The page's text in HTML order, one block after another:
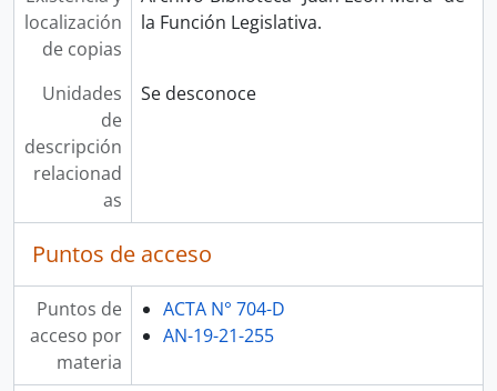
localización
de copias
la Función Legislativa.
Unidades
de
descripción
relacionad
as
Se desconoce
Puntos de acceso
Puntos de
acceso por
materia
ACTA N° 704-D
AN-19-21-255